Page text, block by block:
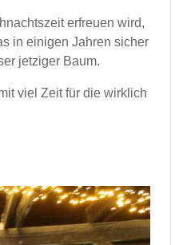
erfreuen wird,
in einigen Jahren sicher
jetziger Baum.
viel Zeit für die wirklich